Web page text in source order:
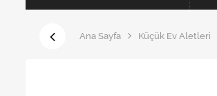
Ana Sayfa Küçük Ev Aletleri